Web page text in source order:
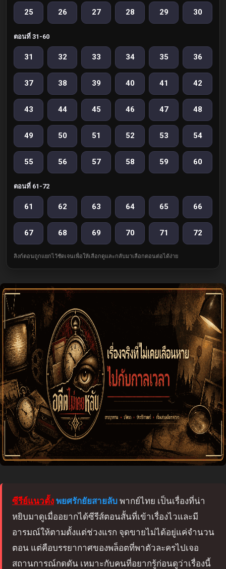
25 26 27 28 29 30
ตอนที่ 31-60
31 32 33 34 35 36
37 38 39 40 41 42
43 44 45 46 47 48
49 50 51 52 53 54
55 56 57 58 59 60
ตอนที่ 61-72
61 62 63 64 65 66
67 68 69 70 71 72
ลิงก์ตอนถูกแยกไว้ชัดเจนเพื่อให้เลือกดูและกลับมาเลือกตอนต่อได้ง่าย
ซีรีย์แนวตั้ง พยศรักยัยสายลับ พากย์ไทย เป็นเรื่องที่น่า
หยิบมาดูเมื่ออยากได้ซีรีส์ตอนสั้นที่เข้าเรื่องไวและมี
อารมณ์ให้ตามตั้งแต่ช่วงแรก จุดขายไม่ได้อยู่แค่จำนวน
ตอน แต่คือบรรยากาศของพล็อตที่พาตัวละครไปเจอ
สถานการณ์กดดัน เหมาะกับคนที่อยากรู้ก่อนดูว่าเรื่องนี้